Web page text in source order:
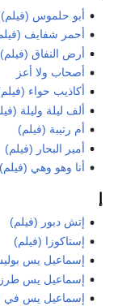
أبو حلموس (فيلم)
أحمر شفايف
أرض النفاق (فيلم)
أصحاب ولا أعز
أكاذيب حواء
ألف ليلة وليلة (فيلم
أم رتيبة (فيلم)
أمير البحار (فيلم)
أنا وهو وهي (فيلم)
إ
إتش دبور (فيلم)
إستاكوزا (فيلم)
إسماعيل يس
إسماعيل يس
إسماعيل يس في